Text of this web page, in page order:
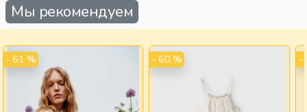
Мы рекомендуем
- 61 % - 60 % -